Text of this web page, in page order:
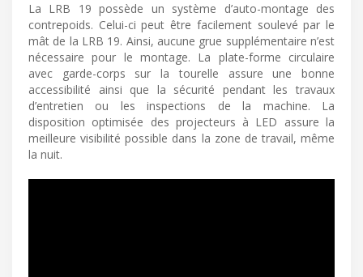
La LRB 19 possède un système d’auto-montage des
contrepoids. Celui-ci peut être facilement soulevé par le
mât de la LRB 19. Ainsi, aucune grue supplémentaire n’est
nécessaire pour le montage. La plate-forme circulaire
avec garde-corps sur la tourelle assure une bonne
accessibilité ainsi que la sécurité pendant les travaux
d’entretien ou les inspections de la machine. La
disposition optimisée des projecteurs à LED assure la
meilleure visibilité possible dans la zone de travail, même
la nuit.